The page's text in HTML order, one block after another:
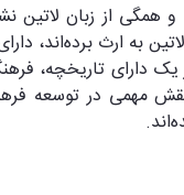
و همگی از زبان
به ارث برده‌اند،
دارای تاریخچه،
مهمی در توسعه‌